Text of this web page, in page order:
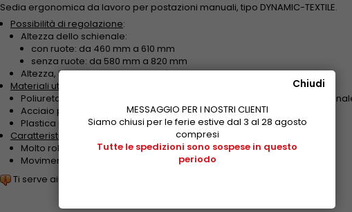
Chiudi
MESSAGGIO PER I NOSTRI CLIENTI
Siamo chiusi per le ferie estive dal 3 al 28 agosto
compresi
Tutte le spedizioni sono sospese in questo
periodo
Sedia ergonomica da lavoro per postazioni manuali, tipo DYNAMIC-TEXTILE.
Possibilità di regolazione:
Altezza dello schienale:
con ruote: da 460 mm a 610 mm
senza ruote: da 580 mm a 820 mm
Altezza, inclinazione e profondità del sedile
Materiali utilizzati
Poliuretano espanso (PU) rivestito in tessuto per il sedile e per lo
Acciaio per le parti di sostegno
Plastica per i rivestimenti
Caratteristiche
Molto robusta e confortevole
Movimento sincronizzato dello schienale e del sedile
Ti serve aiuto? Telefona 0331 467111 oppure